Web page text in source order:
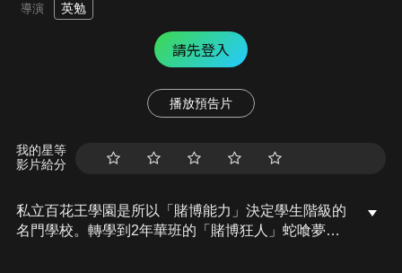
導演 英勉
請先登入
播放預告片
我的星等
影片給分
私立百花王學園是所以「賭博能力」決定學生階級的
名門學校。轉學到2年華班的「賭博狂人」蛇喰夢